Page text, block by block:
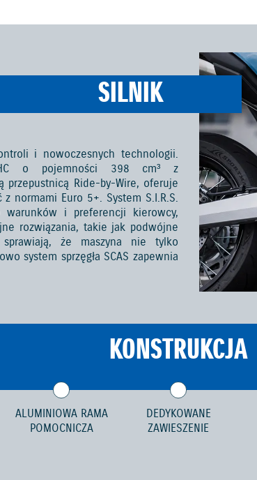
SILNIK
i nowoczesnych technologii.
o pojemności 398 cm³ z
przepustnicą Ride-by-Wire, oferuje
normami Euro 5+. System S.I.R.S.
warunków i preferencji kierowcy,
rozwiązania, takie jak podwójne
że maszyna nie tylko
system sprzęgła SCAS zapewnia
KONSTRUKCJA
ALUMINIOWA RAMA
POMOCNICZA
DEDYKOWANE
ZAWIESZENIE